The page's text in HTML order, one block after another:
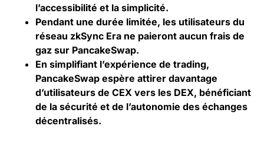
l’accessibilité et la simplicité.
Pendant une durée limitée, les utilisateurs du
réseau zkSync Era ne paieront aucun frais de
gaz sur PancakeSwap.
En simplifiant l’expérience de trading,
PancakeSwap espère attirer davantage
d’utilisateurs de CEX vers les DEX, bénéficiant
de la sécurité et de l’autonomie des échanges
décentralisés.